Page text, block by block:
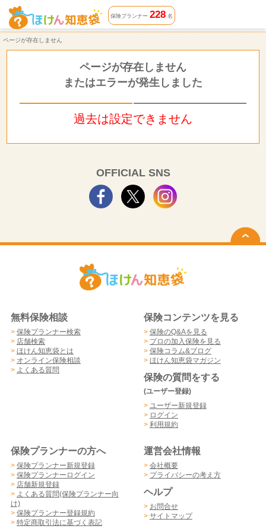
ページが存在しません | ほけん知恵袋
保険プランナー 228名
ページが存在しません
ページが存在しません
またはエラーが発生しました
過去は設定できません
OFFICIAL SNS
無料保険相談
> 保険プランナー検索
> 店舗検索
> ほけん知恵袋とは
> オンライン保険相談
> よくある質問
保険コンテンツを見る
> 保険のQ&Aを見る
> プロの加入保険を見る
> 保険コラム&ブログ
> ほけん知恵袋マガジン
保険の質問をする
(ユーザー登録)
> ユーザー新規登録
> ログイン
> 利用規約
保険プランナーの方へ
> 保険プランナー新規登録
> 保険プランナーログイン
> 店舗新規登録
> よくある質問(保険プランナー向
け)
> 保険プランナー登録規約
> 特定商取引法に基づく表記
運営会社情報
> 会社概要
> プライバシーの考え方
ヘルプ
> お問合せ
> サイトマップ